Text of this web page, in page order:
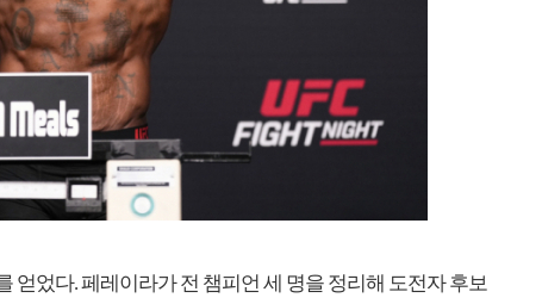
얻었다. 페레이라가 전 챔피언 세 명을 정리해 도전자 후보